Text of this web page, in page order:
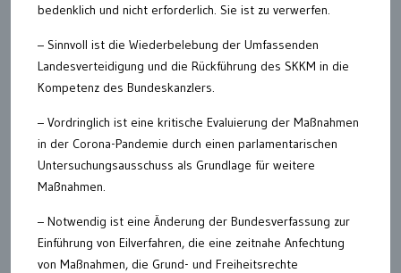
bedenklich und nicht erforderlich. Sie ist zu verwerfen.
– Sinnvoll ist die Wiederbelebung der Umfassenden
Landesverteidigung und die Rückführung des SKKM in die
Kompetenz des Bundeskanzlers.
– Vordringlich ist eine kritische Evaluierung der Maßnahmen
in der Corona-Pandemie durch einen parlamentarischen
Untersuchungsausschuss als Grundlage für weitere
Maßnahmen.
– Notwendig ist eine Änderung der Bundesverfassung zur
Einführung von Eilverfahren, die eine zeitnahe Anfechtung
von Maßnahmen, die Grund- und Freiheitsrechte